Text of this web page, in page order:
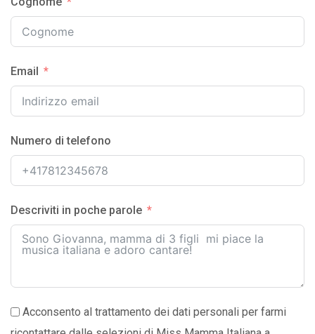
Email
Numero di telefono
Descriviti in poche parole
Acconsento al trattamento dei dati personali per farmi